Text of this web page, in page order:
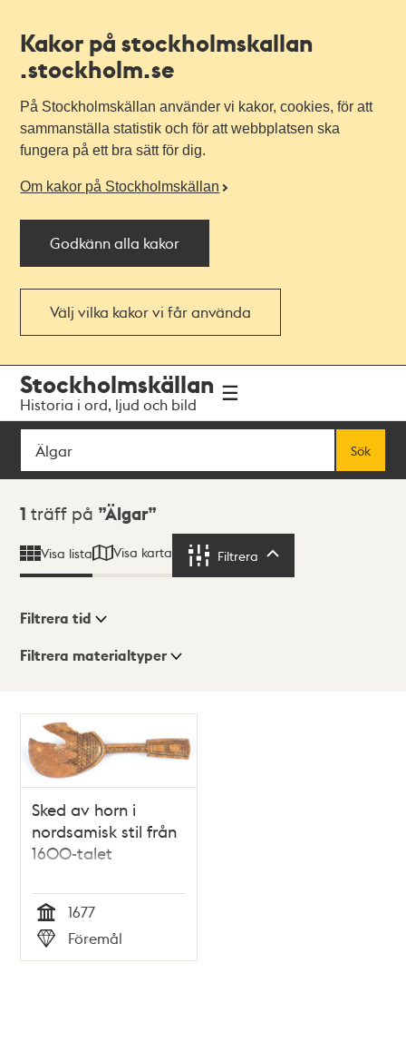
Kakor på stockholmskallan
.stockholm.se
På Stockholmskällan använder vi kakor, cookies, för att
sammanställa statistik och för att webbplatsen ska
fungera på ett bra sätt för dig.
Om kakor på Stockholmskällan
Godkänn alla kakor
Välj vilka kakor vi får använda
navigationen
huvudinnehållet
Stockholmskällan
Historia i ord, ljud och bild
Sök
Sök
Sökresultat
1 träff på Älgar
Visa lista Visa karta Filtrera
Visningsläge
Lista
Karta
Filtrera tid
Filtrera materialtyper
träffar
Sked av horn i
nordsamisk stil från
1600-talet
Tid
1677
Typ
Föremål